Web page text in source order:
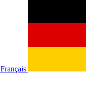
Français